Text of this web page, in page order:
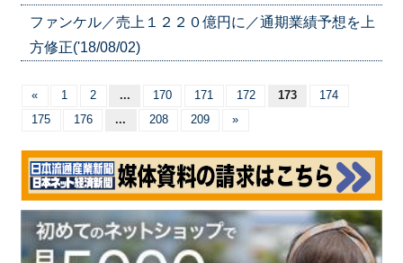
ファンケル／売上１２２０億円に／通期業績予想を上
方修正('18/08/02)
« 1 2 ... 170 171 172 173
174
175
176 ... 208 209 »